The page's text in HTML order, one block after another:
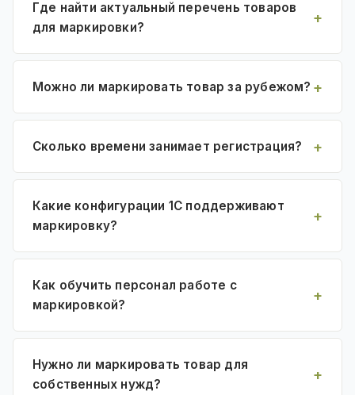
Где найти актуальный перечень товаров
для маркировки?
Можно ли маркировать товар за рубежом?
Сколько времени занимает регистрация?
Какие конфигурации 1С поддерживают
маркировку?
Как обучить персонал работе с
маркировкой?
Нужно ли маркировать товар для
собственных нужд?